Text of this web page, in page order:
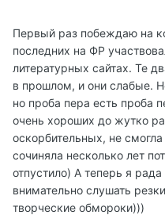
Первый раз побеждаю на
последних на ФР
литературных сайтах. Те
в прошлом, и они слабые.
но проба пера есть проба
очень хороших до жутко
оскорбительных, не
сочиняла несколько лет
отпустило) А теперь я
внимательно слушать
творческие обмороки)))